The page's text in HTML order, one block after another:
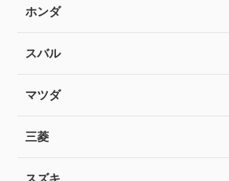
ホンダ
スバル
マツダ
三菱
スズキ